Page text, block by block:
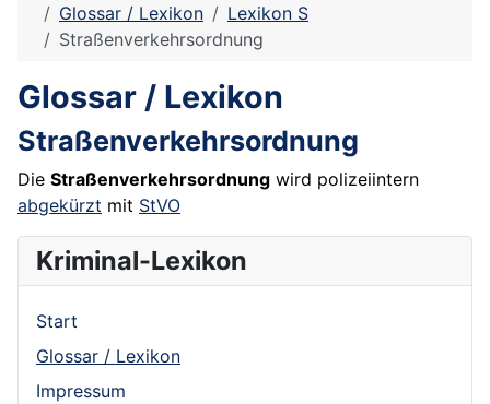
Glossar / Lexikon
Lexikon S
Straßenverkehrsordnung
Glossar / Lexikon
Straßenverkehrsordnung
Die Straßenverkehrsordnung wird polizeiintern
abgekürzt mit StVO
Kriminal-Lexikon
Start
Glossar / Lexikon
Impressum